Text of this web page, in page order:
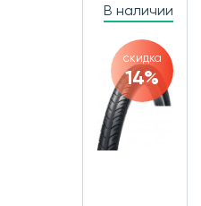
В наличии
скидка
14%